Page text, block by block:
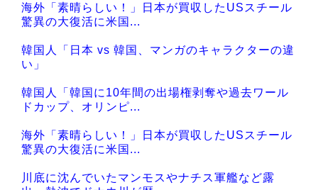
海外「素晴らしい！」日本が買収したUSスチール
驚異の大復活に米国...
韓国人「日本 vs 韓国、マンガのキャラクターの違
い」
韓国人「韓国に10年間の出場権剥奪や過去ワール
ドカップ、オリンピ...
海外「素晴らしい！」日本が買収したUSスチール
驚異の大復活に米国...
川底に沈んでいたマンモスやナチス軍艦など露